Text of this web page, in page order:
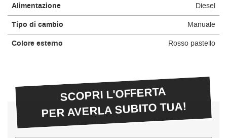
Alimentazione Diesel
Tipo di cambio Manuale
Colore esterno Rosso pastello
SCOPRI L'OFFERTA
PER AVERLA SUBITO TUA!